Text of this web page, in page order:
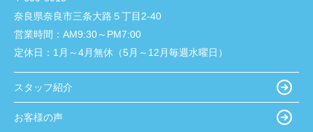
奈良県奈良市三条大路５丁目2-40
営業時間： AM9:30～PM7:00
定休日： 1月～4月無休（5月～12月毎週水曜日）
スタッフ紹介
お客様の声